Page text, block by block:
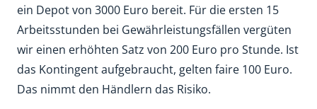
ein Depot von 3000 Euro bereit. Für die ersten 15
Arbeitsstunden bei Gewährleistungsfällen vergüten
wir einen erhöhten Satz von 200 Euro pro Stunde. Ist
das Kontingent aufgebraucht, gelten faire 100 Euro.
Das nimmt den Händlern das Risiko.